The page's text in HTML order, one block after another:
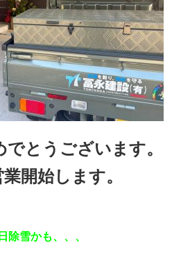
とうございます。
開始します。
除雪かも、、、